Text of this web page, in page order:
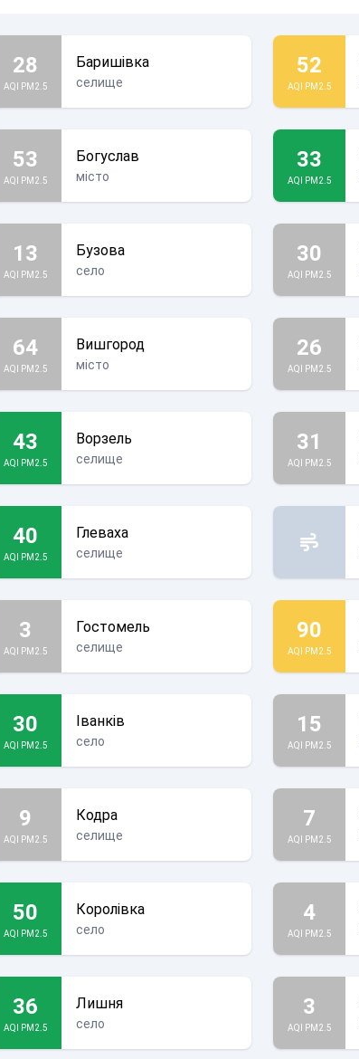
28
AQI PM2.5
Баришівка
селище
52
AQI PM2.5
53
AQI PM2.5
Богуслав
місто
33
AQI PM2.5
13
AQI PM2.5
Бузова
село
30
AQI PM2.5
64
AQI PM2.5
Вишгород
місто
26
AQI PM2.5
43
AQI PM2.5
Ворзель
селище
31
AQI PM2.5
40
AQI PM2.5
Глеваха
селище
3
AQI PM2.5
Гостомель
селище
90
AQI PM2.5
30
AQI PM2.5
Іванків
село
15
AQI PM2.5
9
AQI PM2.5
Кодра
селище
7
AQI PM2.5
50
AQI PM2.5
Королівка
село
4
AQI PM2.5
36
AQI PM2.5
Лишня
село
3
AQI PM2.5